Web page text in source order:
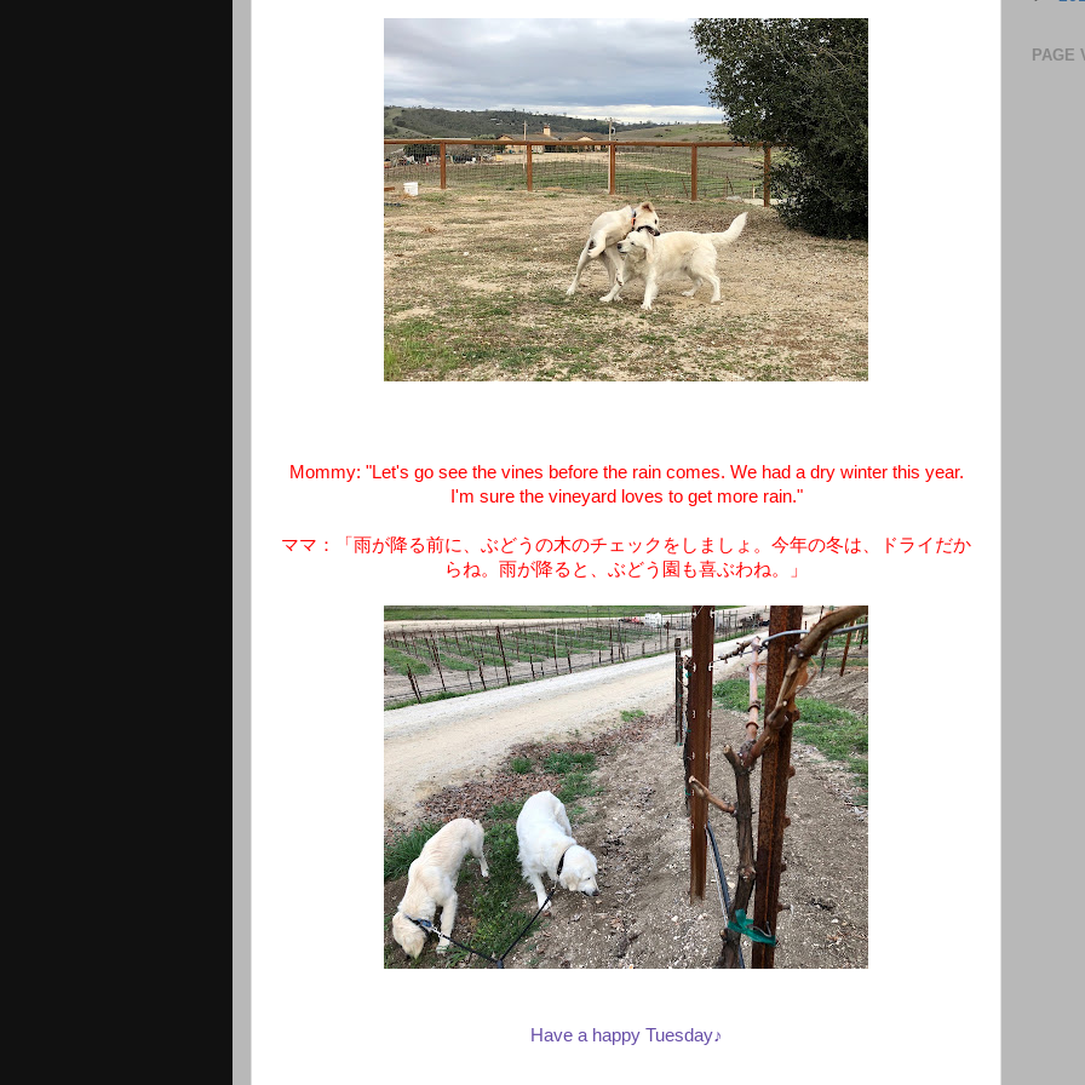
Mommy: "Let's go see the vines before the rain comes. We had a dry winter this year.
I'm sure the vineyard loves to get more rain."
ママ：「雨が降る前に、ぶどうの木のチェックをしましょ。今年の冬は、ドライだか
らね。雨が降ると、ぶどう園も喜ぶわね。」
Have a happy Tuesday♪
PAGE